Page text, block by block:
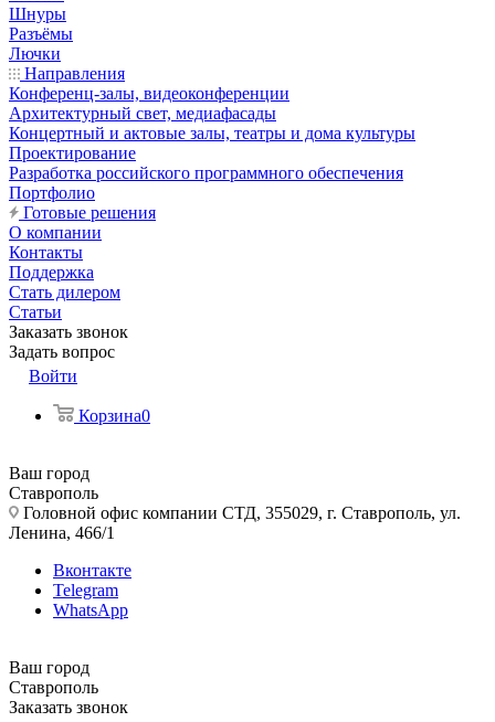
Шнуры
Разъёмы
Лючки
Направления
Конференц-залы, видеоконференции
Архитектурный свет, медиафасады
Концертный и актовые залы, театры и дома культуры
Проектирование
Разработка российского программного обеспечения
Портфолио
Готовые решения
О компании
Контакты
Поддержка
Стать дилером
Статьи
Заказать звонок
Задать вопрос
Войти
Корзина0
Ваш город
Ставрополь
Головной офис компании СТД, 355029, г. Ставрополь, ул.
Ленина, 466/1
Вконтакте
Telegram
WhatsApp
Ваш город
Ставрополь
Заказать звонок